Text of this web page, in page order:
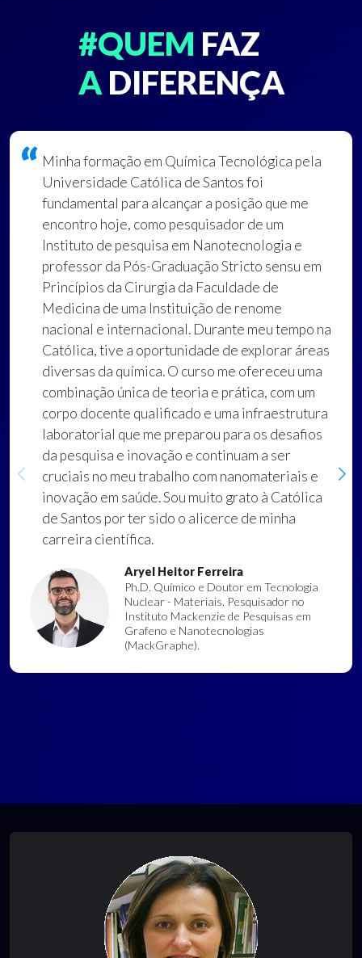
#QUEM FAZ
A DIFERENÇA
Minha formação em Química Tecnológica pela
Universidade Católica de Santos foi
fundamental para alcançar a posição que me
encontro hoje, como pesquisador de um
Instituto de pesquisa em Nanotecnologia e
professor da Pós-Graduação Stricto sensu em
Princípios da Cirurgia da Faculdade de
Medicina de uma Instituição de renome
nacional e internacional. Durante meu tempo na
Católica, tive a oportunidade de explorar áreas
diversas da química. O curso me ofereceu uma
combinação única de teoria e prática, com um
corpo docente qualificado e uma infraestrutura
laboratorial que me preparou para os desafios
da pesquisa e inovação e continuam a ser
cruciais no meu trabalho com nanomateriais e
inovação em saúde. Sou muito grato à Católica
de Santos por ter sido o alicerce de minha
carreira científica.
Aryel Heitor Ferreira
Ph.D. Químico e Doutor em Tecnologia
Nuclear - Materiais. Pesquisador no
Instituto Mackenzie de Pesquisas em
Grafeno e Nanotecnologias
(MackGraphe).